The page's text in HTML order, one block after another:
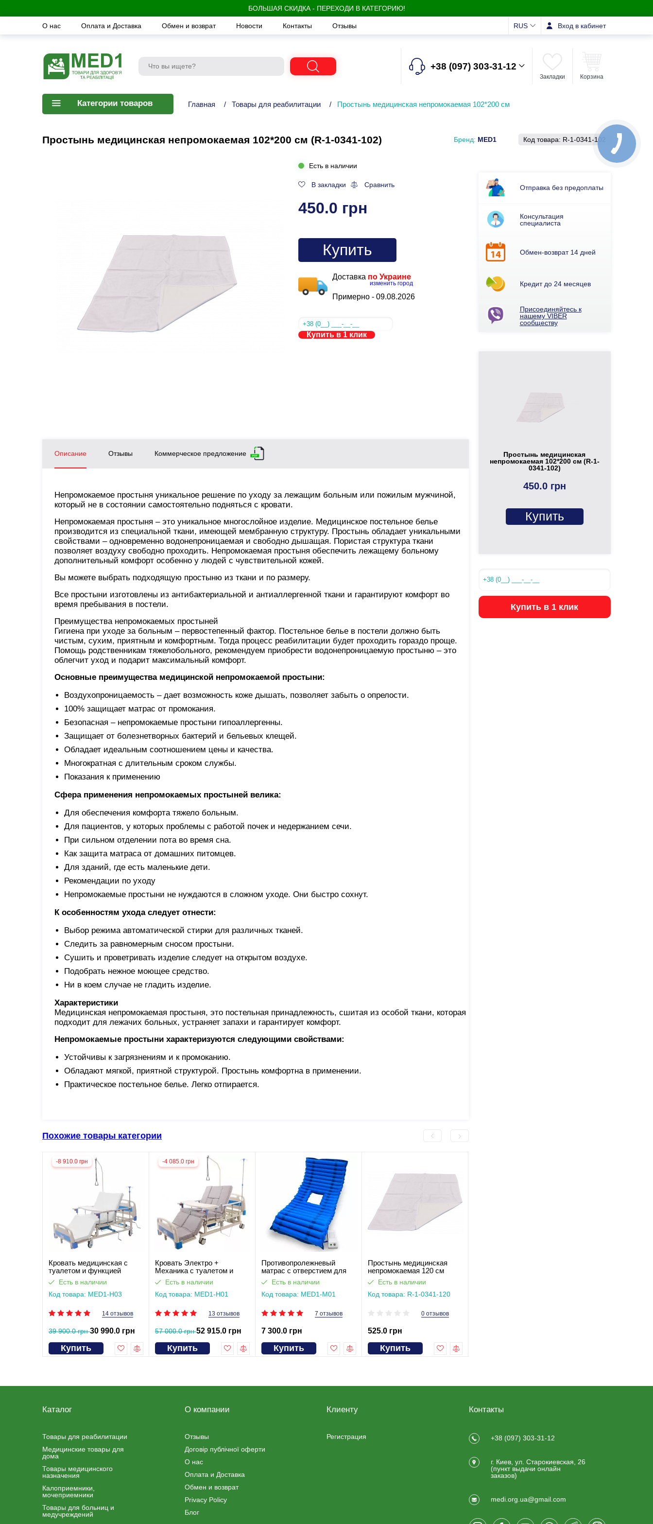
БОЛЬШАЯ СКИДКА - ПЕРЕХОДИ В КАТЕГОРИЮ!
О нас Оплата и Доставка Обмен и возврат Новости Контакты Отзывы RUS Вход в кабинет
+38 (097) 303-31-12
Закладки Корзина
Категории товаров Главная / Товары для реабилитации / Простынь медицинская непромокаемая 102*200 см
Простынь медицинская непромокаемая 102*200 см (R-1-0341-102) Бренд: MED1 Код товара: R-1-0341-102
Есть в наличии
В закладки Сравнить
450.0 грн
Купить
Доставка по Украине
изменить город
Примерно - 09.08.2026
Купить в 1 клик
Описание Отзывы Коммерческое предложение
Непромокаемое простыня уникальное решение по уходу за лежащим больным или пожилым мужчиной,
который не в состоянии самостоятельно подняться с кровати.
Непромокаемая простыня – это уникальное многослойное изделие. Медицинское постельное белье
производится из специальной ткани, имеющей мембранную структуру. Простынь обладает уникальными
свойствами – одновременно водонепроницаемая и свободно дышащая. Пористая структура ткани
позволяет воздуху свободно проходить. Непромокаемая простыня обеспечить лежащему больному
дополнительный комфорт особенно у людей с чувствительной кожей.
Вы можете выбрать подходящую простыню из ткани и по размеру.
Все простыни изготовлены из антибактериальной и антиаллергенной ткани и гарантируют комфорт во
время пребывания в постели.
Преимущества непромокаемых простыней
Гигиена при уходе за больным – первостепенный фактор. Постельное белье в постели должно быть
чистым, сухим, приятным и комфортным. Тогда процесс реабилитации будет проходить гораздо проще.
Помощь родственникам тяжелобольного, рекомендуем приобрести водонепроницаемую простыню – это
облегчит уход и подарит максимальный комфорт.
Основные преимущества медицинской непромокаемой простыни:
Воздухопроницаемость – дает возможность коже дышать, позволяет забыть о опрелости.
100% защищает матрас от промокания.
Безопасная – непромокаемые простыни гипоаллергенны.
Защищает от болезнетворных бактерий и бельевых клещей.
Обладает идеальным соотношением цены и качества.
Многократная с длительным сроком службы.
Показания к применению
Сфера применения непромокаемых простыней велика:
Для обеспечения комфорта тяжело больным.
Для пациентов, у которых проблемы с работой почек и недержанием сечи.
При сильном отделении пота во время сна.
Как защита матраса от домашних питомцев.
Для зданий, где есть маленькие дети.
Рекомендации по уходу
Непромокаемые простыни не нуждаются в сложном уходе. Они быстро сохнут.
К особенностям ухода следует отнести:
Выбор режима автоматической стирки для различных тканей.
Следить за равномерным сносом простыни.
Сушить и проветривать изделие следует на открытом воздухе.
Подобрать нежное моющее средство.
Ни в коем случае не гладить изделие.
Характеристики
Медицинская непромокаемая простыня, это постельная принадлежность, сшитая из особой ткани, которая
подходит для лежачих больных, устраняет запахи и гарантирует комфорт.
Непромокаемые простыни характеризуются следующими свойствами:
Устойчивы к загрязнениям и к промоканию.
Обладают мягкой, приятной структурой. Простынь комфортна в применении.
Практическое постельное белье. Легко отпирается.
Похожие товары категории
-8 910.0 грн
Кровать медицинская с
туалетом и функцией
бокового переворота для
тяжелобольных
(видеообзор)
Есть в наличии
Код товара: MED1-H03
14 отзывов
39 900.0 грн30 990.0 грн
Купить
-4 085.0 грн
Кровать Электро +
Механика с туалетом и
функцией бокового
переворота для
тяжелобольных. Работает
Есть в наличии
Код товара: MED1-H01
13 отзывов
57 000.0 грн52 915.0 грн
Купить
Противопролежневый
матрас c отверстием для
туалета MED1-M01
Есть в наличии
Код товара: MED1-M01
7 отзывов
7 300.0 грн
Купить
Простынь медицинская
непромокаемая 120 см
Есть в наличии
Код товара: R-1-0341-120
0 отзывов
525.0 грн
Купить
Отправка без предоплаты
Консультация
специалиста
Обмен-возврат 14 дней
Кредит до 24 месяцев
Присоединяйтесь к
нашему VIBER
сообществу
Простынь медицинская
непромокаемая 102*200 см (R-1-
0341-102)
450.0 грн
Купить
Купить в 1 клик
Каталог
Товары для реабилитации
Медицинские товары для
дома
Товары медицинского
назначения
Калоприемники,
мочеприемники
Товары для больниц и
медучреждений
О компании
Отзывы
Договір публічної оферти
О нас
Оплата и Доставка
Обмен и возврат
Privacy Policy
Блог
Клиенту
Регистрация
Контакты
+38 (097) 303-31-12
г. Киев, ул. Старокиевская, 26
(пункт выдачи онлайн
заказов)
medi.org.ua@gmail.com